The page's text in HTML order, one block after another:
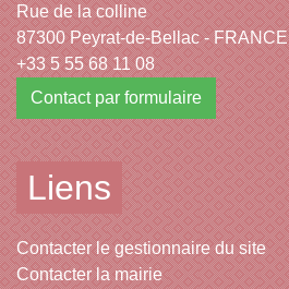
Rue de la colline
87300 Peyrat-de-Bellac - FRANCE
+33 5 55 68 11 08
Contact par formulaire
Liens
Contacter le gestionnaire du site
Contacter la mairie